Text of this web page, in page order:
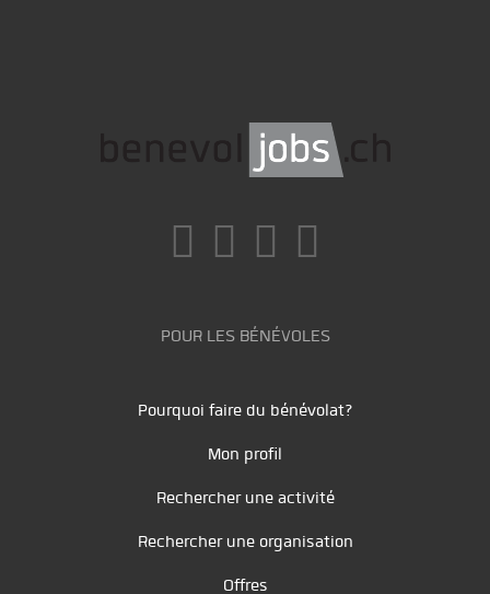
POUR LES BÉNÉVOLES
Pourquoi faire du bénévolat?
Mon profil
Rechercher une activité
Rechercher une organisation
Offres